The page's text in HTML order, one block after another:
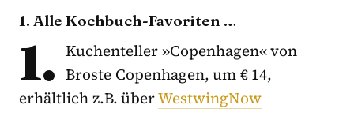
1. Alle Kochbuch-Favoriten …
1. Kuchenteller »Copenhagen« von
Broste Copenhagen, um € 14,
erhältlich z.B. überWestwingNow